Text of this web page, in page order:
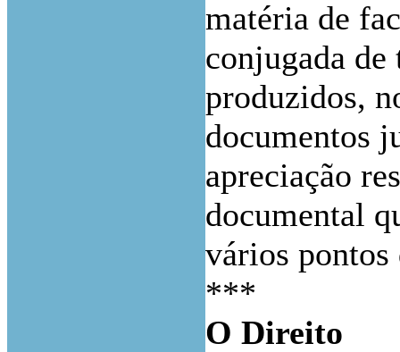
matéria de
conjugada de
produzidos,
documentos
apreciação
documental
vários pontos
***
O Direito